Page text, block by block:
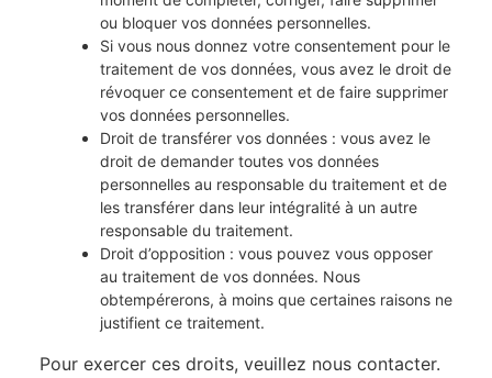
ou bloquer vos données personnelles.
Si vous nous donnez votre consentement pour le
traitement de vos données, vous avez le droit de
révoquer ce consentement et de faire supprimer
vos données personnelles.
Droit de transférer vos données : vous avez le
droit de demander toutes vos données
personnelles au responsable du traitement et de
les transférer dans leur intégralité à un autre
responsable du traitement.
Droit d’opposition : vous pouvez vous opposer
au traitement de vos données. Nous
obtempérerons, à moins que certaines raisons ne
justifient ce traitement.
Pour exercer ces droits, veuillez nous contacter.